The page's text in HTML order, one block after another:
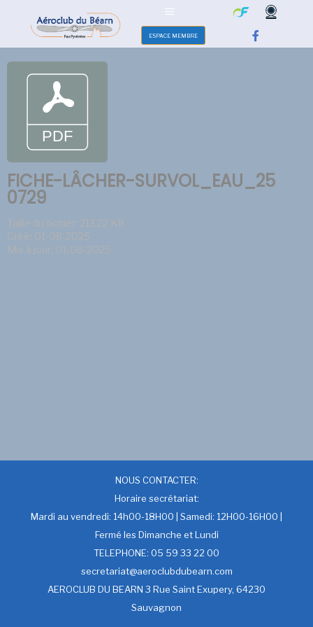
ESPACE MEMBRE
FICHE-LÂCHER-SURVOL_EAU_25
0729
Taille du fichier: 213.22 KB
Créé: 01-08-2025
Mis à jour: 01-08-2025
NOUS CONTACTER:
Horaire secrétariat:
Mardi au vendredi: 14h00-18H00 | Samedi: 12H00-16H00 |
Fermé les Dimanche et Lundi
TELEPHONE: 05 59 33 22 00
secretariat@aeroclubdubearn.com
AEROCLUB DU BEARN 3 Rue Saint Exupery, 64230
Sauvagnon